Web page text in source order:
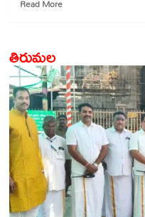
Read More
బెట్టింగ్
ముఠా
–
91
లక్షల
నగదు
స్వాధీనం
తిరుమల